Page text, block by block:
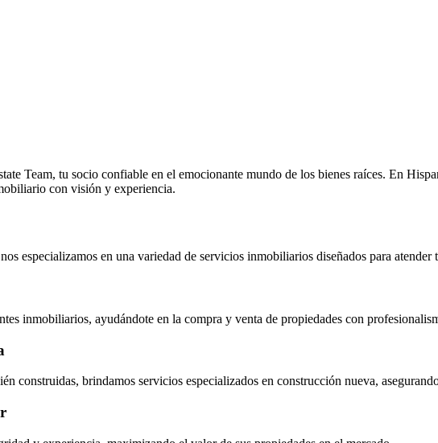
Copy
Team, tu socio confiable en el emocionante mundo de los bienes raíces. En
con visión y experiencia.
especializamos en una variedad de servicios inmobiliarios diseñados para atender
inmobiliarios, ayudándote en la compra y venta de propiedades con
construidas, brindamos servicios especializados en construcción nueva,